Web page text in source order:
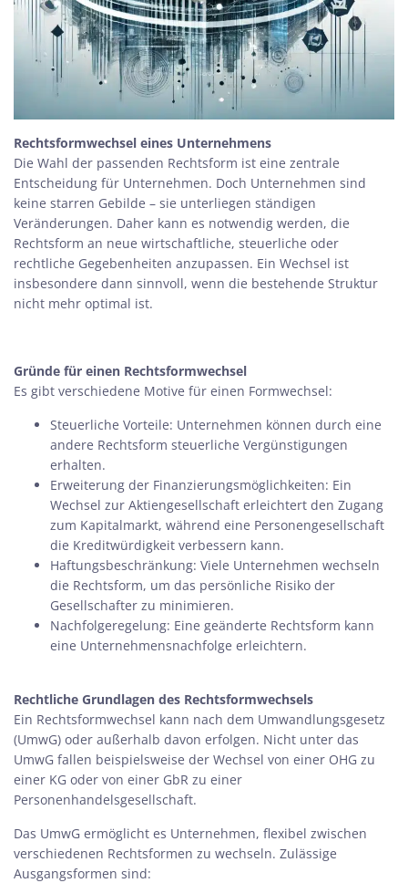
Rechtsformwechsel eines Unternehmens
Die Wahl der passenden Rechtsform ist eine zentrale
Entscheidung für Unternehmen. Doch Unternehmen sind
keine starren Gebilde – sie unterliegen ständigen
Veränderungen. Daher kann es notwendig werden, die
Rechtsform an neue wirtschaftliche, steuerliche oder
rechtliche Gegebenheiten anzupassen. Ein Wechsel ist
insbesondere dann sinnvoll, wenn die bestehende Struktur
nicht mehr optimal ist.
Gründe für einen Rechtsformwechsel
Es gibt verschiedene Motive für einen Formwechsel:
Steuerliche Vorteile: Unternehmen können durch eine
andere Rechtsform steuerliche Vergünstigungen
erhalten.
Erweiterung der Finanzierungsmöglichkeiten: Ein
Wechsel zur Aktiengesellschaft erleichtert den Zugang
zum Kapitalmarkt, während eine Personengesellschaft
die Kreditwürdigkeit verbessern kann.
Haftungsbeschränkung: Viele Unternehmen wechseln
die Rechtsform, um das persönliche Risiko der
Gesellschafter zu minimieren.
Nachfolgeregelung: Eine geänderte Rechtsform kann
eine Unternehmensnachfolge erleichtern.
Rechtliche Grundlagen des Rechtsformwechsels
Ein Rechtsformwechsel kann nach dem Umwandlungsgesetz
(UmwG) oder außerhalb davon erfolgen. Nicht unter das
UmwG fallen beispielsweise der Wechsel von einer OHG zu
einer KG oder von einer GbR zu einer
Personenhandelsgesellschaft.
Das UmwG ermöglicht es Unternehmen, flexibel zwischen
verschiedenen Rechtsformen zu wechseln. Zulässige
Ausgangsformen sind: